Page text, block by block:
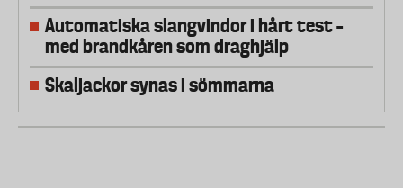
Automatiska slangvindor i hårt test –
med brandkåren som draghjälp
Skaljackor synas i sömmarna